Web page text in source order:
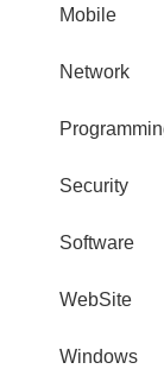
Mobile
Network
Security
Software
WebSite
Windows